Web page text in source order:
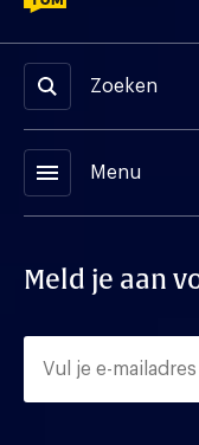
Zoeken
menu Menu
Meld je aan